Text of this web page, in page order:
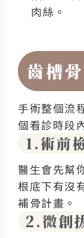
肉絲。
齒槽
手術整個流
個看診時段
1.術前
醫生會先幫
根底下有沒
補骨計畫。
2.微創